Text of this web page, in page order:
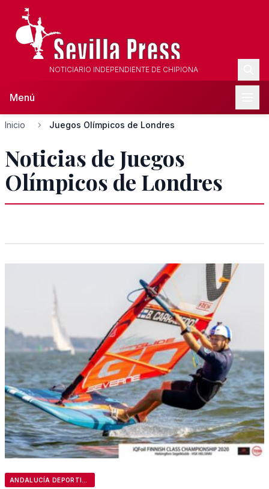
NOTICIARIO INDEPENDIENTE DE CHIPIONA
Menú
Inicio Juegos Olímpicos de Londres
Noticias de Juegos
Olímpicos de Londres